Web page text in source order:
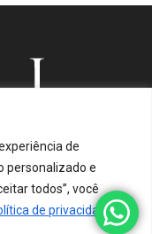
de
personalizado e
todos”, você
de privacidade